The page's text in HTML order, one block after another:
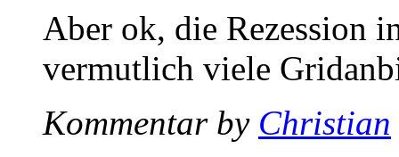
Aber ok, die Rezession
vermutlich viele
Kommentar by Christian